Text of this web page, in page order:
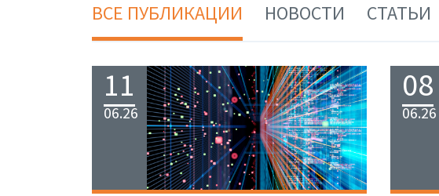
ВСЕ ПУБЛИКАЦИИ НОВОСТИ СТАТЬИ
11
06.26
08
06.26